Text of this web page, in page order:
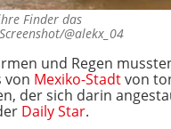
Finder das
@alekx_04
und Regen
von Mexiko-Stadtvon
der sich darin
Daily Star.